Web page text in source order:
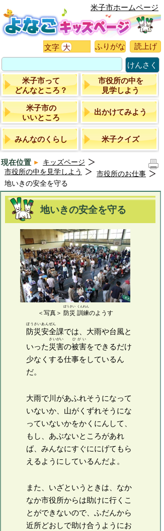
米子市ホームページ
文字 大 ふりがな
読上げ
けんさく
米子市って
どんなところ？
市役所の中を
見学しよう
米子市の
いいところ
出かけてみよう
みんなのくらし 米子クイズ
現在位置
キッズページ
市役所の中を見学しよう
市役所のお仕事
地いきの安全を守る
地いきの安全を守る
＜写真＞ 防災
ぼうさい
訓練
くんれん
のようす
防災
ぼうさい
安全
あんぜん
課では、大雨や台風と
いった災害
さいがい
の被害
ひがい
をできるだけ
少なくする仕事をしているん
だ。
大雨で川があふれそうになって
いないか、山がくずれそうにな
っていないかをかくにんして、
もし、あぶないところがあれ
ば、みんなにすぐににげてもら
えるようにしているんだよ。
また、いざというときは、なか
なか市役所からは助けに行くこ
とができないので、ふだんから
近所どおしで助け合うようにお